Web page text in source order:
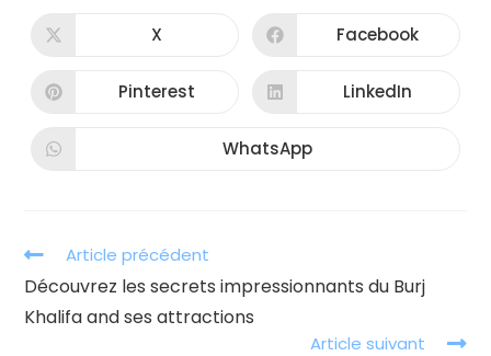
CONTENU
Ouvrir
autre
fenêtre
X Ouvrir
autre
fenêtre
Facebook
Ouvrir
Pinterest Ouvrir
LinkedIn
Ouvrir
WhatsApp
Read
more
articles
Article précédent
Découvrez les secrets impressionnants du Burj
Khalifa and ses attractions
Article suivant